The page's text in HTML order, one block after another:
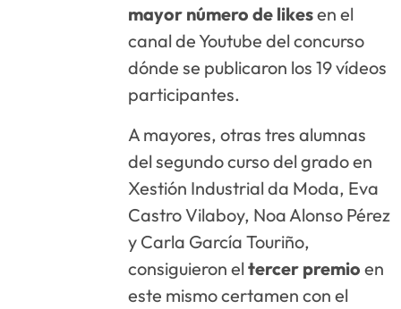
mayor número de likesen el
canal de Youtube del concurso
dónde se publicaron los 19 vídeos
participantes.
A mayores, otras tres alumnas
del segundo curso del grado en
Xestión Industrial da Moda, Eva
Castro Vilaboy, Noa Alonso Pérez
y Carla García Touriño,
consiguieron eltercer premio en
este mismo certamen con el